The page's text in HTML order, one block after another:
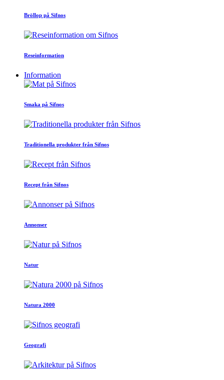
Bröllop på Sifnos
Reseinformation
Information
Smaka på Sifnos
Traditionella produkter från Sifnos
Recept från Sifnos
Annonser
Natur
Natura 2000
Geografi